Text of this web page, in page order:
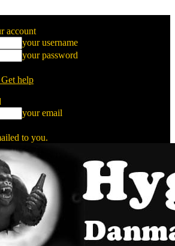
account
your username
your password
help
your email
to you.